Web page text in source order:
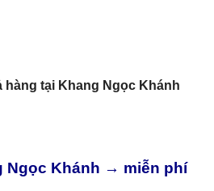
hàng tại Khang Ngọc Khánh
Ngọc Khánh → miễn phí